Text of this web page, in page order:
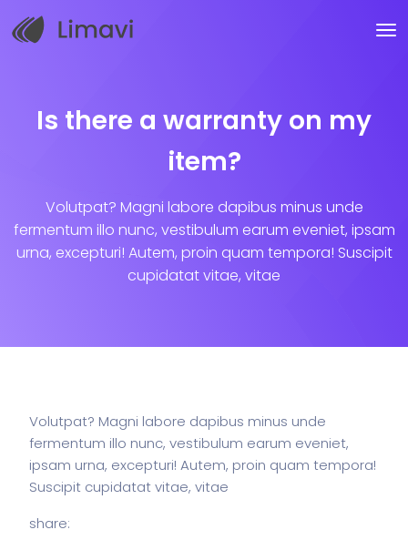
Is there a warranty on my
item?
Volutpat? Magni labore dapibus minus unde
fermentum illo nunc, vestibulum earum eveniet, ipsam
urna, excepturi! Autem, proin quam tempora! Suscipit
cupidatat vitae, vitae
Volutpat? Magni labore dapibus minus unde
fermentum illo nunc, vestibulum earum eveniet,
ipsam urna, excepturi! Autem, proin quam tempora!
Suscipit cupidatat vitae, vitae
share: